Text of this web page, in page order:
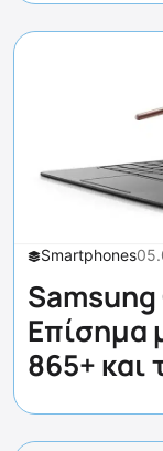
Smartphones
Samsung
Επίσημα
865+ και